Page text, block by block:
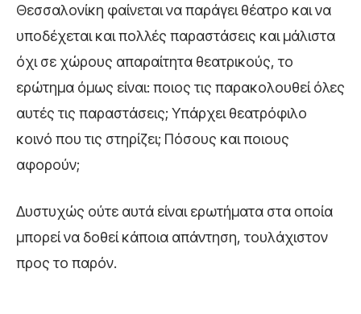
Θεσσαλονίκη φαίνεται να παράγει θέατρο και να
υποδέχεται και πολλές παραστάσεις και μάλιστα
όχι σε χώρους απαραίτητα θεατρικούς, το
ερώτημα όμως είναι: ποιος τις παρακολουθεί όλες
αυτές τις παραστάσεις; Υπάρχει θεατρόφιλο
κοινό που τις στηρίζει; Πόσους και ποιους
αφορούν;
Δυστυχώς ούτε αυτά είναι ερωτήματα στα οποία
μπορεί να δοθεί κάποια απάντηση, τουλάχιστον
προς το παρόν.